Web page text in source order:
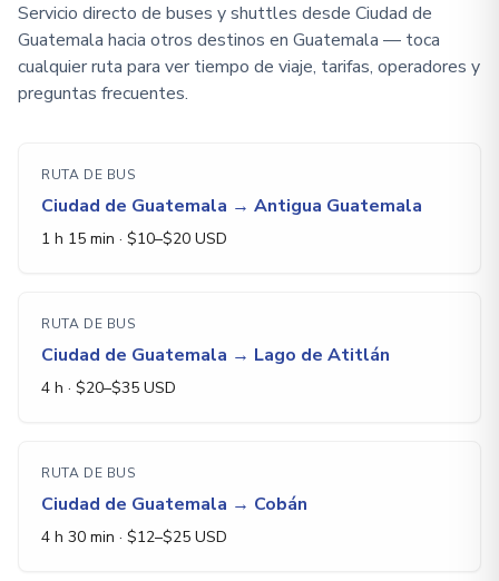
Servicio directo de buses y shuttles desde Ciudad de
Guatemala hacia otros destinos en Guatemala — toca
cualquier ruta para ver tiempo de viaje, tarifas, operadores y
preguntas frecuentes.
RUTA DE BUS
Ciudad de Guatemala → Antigua Guatemala
1 h 15 min · $10–$20 USD
RUTA DE BUS
Ciudad de Guatemala → Lago de Atitlán
4 h · $20–$35 USD
RUTA DE BUS
Ciudad de Guatemala → Cobán
4 h 30 min · $12–$25 USD